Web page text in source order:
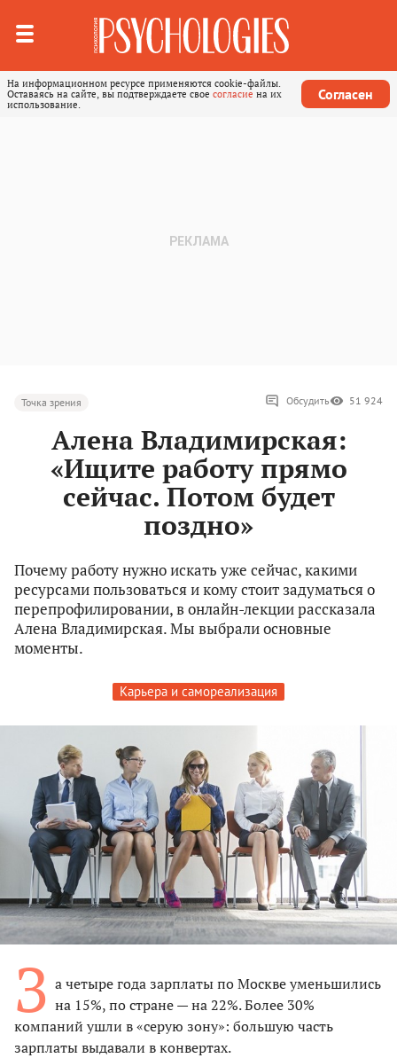
На информационном ресурсе применяются cookie-файлы.
Оставаясь на сайте, вы подтверждаете свое согласие на их
использование.
Согласен
Точка зрения Обсудить 51 924
Алена Владимирская:
«Ищите работу прямо
сейчас. Потом будет
поздно»
Почему работу нужно искать уже сейчас, какими
ресурсами пользоваться и кому стоит задуматься о
перепрофилировании, в онлайн-лекции рассказала
Алена Владимирская. Мы выбрали основные
моменты.
Карьера и самореализация
З а четыре года зарплаты по Москве уменьшились
на 15%, по стране — на 22%. Более 30%
компаний ушли в «серую зону»: большую часть
зарплаты выдавали в конвертах.